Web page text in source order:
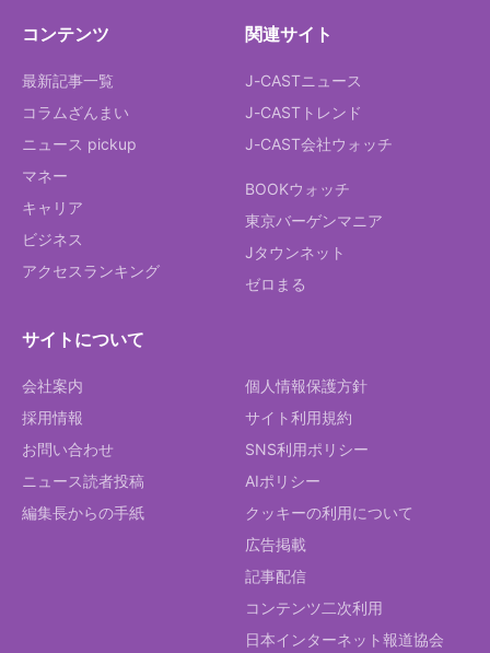
コンテンツ
最新記事一覧
コラムざんまい
ニュース pickup
マネー
キャリア
ビジネス
アクセスランキング
関連サイト
J-CASTニュース
J-CASTトレンド
J-CAST会社ウォッチ
BOOKウォッチ
東京バーゲンマニア
Jタウンネット
ゼロまる
サイトについて
会社案内
採用情報
お問い合わせ
ニュース読者投稿
編集長からの手紙
個人情報保護方針
サイト利用規約
SNS利用ポリシー
AIポリシー
クッキーの利用について
広告掲載
記事配信
コンテンツ二次利用
日本インターネット報道協会